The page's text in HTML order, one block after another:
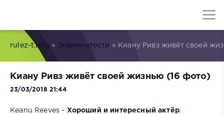
rulez-t.info » Знаменитости » Киану Ривз живёт своей
Киану Ривз живёт своей жизнью (16 фото)
23/03/2018 21:44
Keanu Reeves - Хороший и интересный актёр.